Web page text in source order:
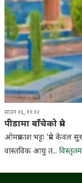
साउन १६, ११:१२
पीडामा बाँचेको प्रेम
ओमप्रकाश भट्टः 'प्रेम केवल
वास्तविक आयु त...